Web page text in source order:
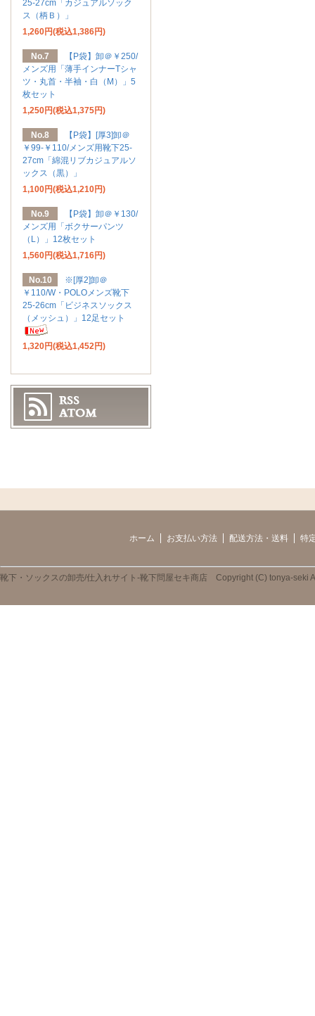
25-27cm「カジュアルソック
ス（柄Ｂ）」
1,260円(税込1,386円)
No.7
【P袋】卸＠￥250/
メンズ用「薄手インナーTシャ
ツ・丸首・半袖・白（M）」5
枚セット
1,250円(税込1,375円)
No.8
【P袋】[厚3]卸＠
￥99-￥110/メンズ用靴下25-
27cm「綿混リブカジュアルソ
ックス（黒）」
1,100円(税込1,210円)
No.9
【P袋】卸＠￥130/
メンズ用「ボクサーパンツ
（L）」12枚セット
1,560円(税込1,716円)
No.10
※[厚2]卸＠
￥110/W・POLOメンズ靴下
25-26cm「ビジネスソックス
（メッシュ）」12足セット
1,320円(税込1,452円)
ホーム お支払い方法 配送方法・送料 特
靴下・ソックスの卸売/仕入れサイト-靴下問屋セキ商店 Copyright (C) tonya-seki